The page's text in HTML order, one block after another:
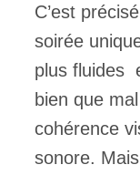
C’est
soirée
plus fluides
bien que
cohérence
sonore.